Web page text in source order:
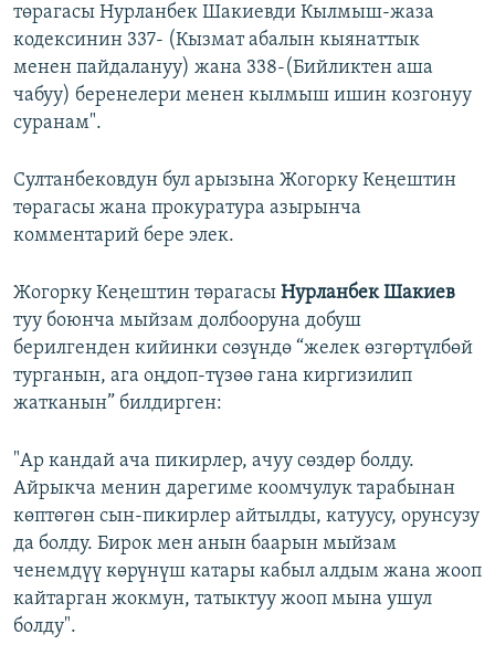
төрагасы Нурланбек Шакиевди Кылмыш-жаза
кодексинин 337- (Кызмат абалын кыянаттык
менен пайдалануу) жана 338-(Бийликтен аша
чабуу) беренелери менен кылмыш ишин козгонуу
суранам".
Султанбековдун бул арызына Жогорку Кеңештин
төрагасы жана прокуратура азырынча
комментарий бере элек.
Жогорку Кеңештин төрагасы Нурланбек Шакиев
туу боюнча мыйзам долбооруна добуш
берилгенден кийинки сөзүндө “желек өзгөртүлбөй
турганын, ага оңдоп-түзөө гана киргизилип
жатканын” билдирген:
"Ар кандай ача пикирлер, ачуу сөздөр болду.
Айрыкча менин дарегиме коомчулук тарабынан
көптөгөн сын-пикирлер айтылды, катуусу, орунсузу
да болду. Бирок мен анын баарын мыйзам
ченемдүү көрүнүш катары кабыл алдым жана жооп
кайтарган жокмун, татыктуу жооп мына ушул
болду".